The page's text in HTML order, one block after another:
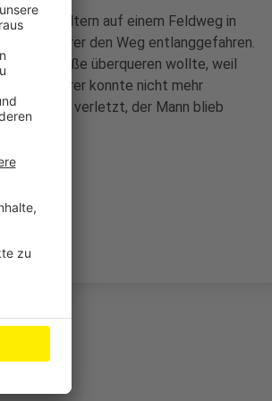
ihren Eltern auf einem Feldweg in
den Weg entlanggefahren.
die Straße überqueren wollte, weil
Radfahrer konnte nicht mehr
leicht verletzt, der Mann blieb